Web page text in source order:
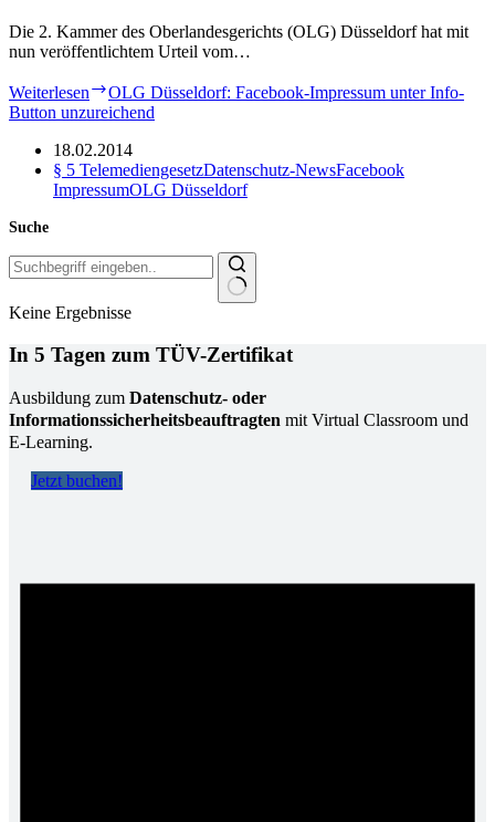
Die 2. Kammer des Oberlandesgerichts (OLG) Düsseldorf hat mit
nun veröffentlichtem Urteil vom…
Weiterlesen
OLG Düsseldorf: Facebook-Impressum unter Info-
Button unzureichend
18.02.2014
§ 5 TelemediengesetzDatenschutz-NewsFacebook
ImpressumOLG Düsseldorf
Suche
Keine Ergebnisse
In 5 Tagen zum TÜV-Zertifikat
Ausbildung zum Datenschutz- oder
Informationssicherheitsbeauftragten mit Virtual Classroom und
E-Learning.
Jetzt buchen!